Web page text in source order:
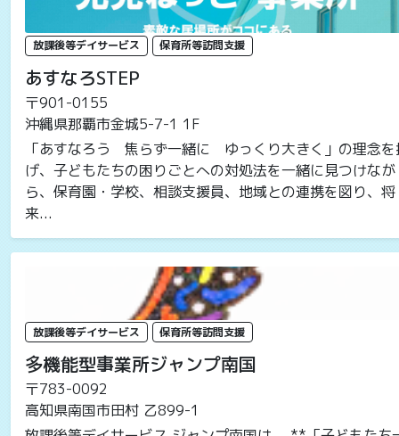
放課後等デイサービス 保育所等訪問支援
あすなろSTEP
〒901-0155
沖縄県那覇市金城5-7-1 1F
「あすなろう 焦らず一緒に ゆっくり大きく」の理念を
げ、子どもたちの困りごとへの対処法を一緒に見つけなが
ら、保育園・学校、相談支援員、地域との連携を図り、将
来...
放課後等デイサービス 保育所等訪問支援
多機能型事業所ジャンプ南国
〒783-0092
高知県南国市田村 乙899-1